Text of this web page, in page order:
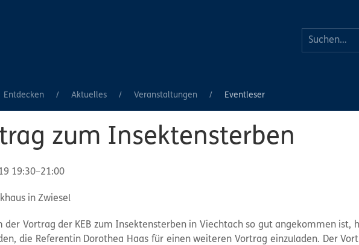
Entdecken Aktuelles Veranstaltungen Eventleser
zum Insektensterben
19:30–21:00
in Zwiesel
der Vortrag der KEB zum Insektensterben in Viechtach so gut angekommen ist,
die Referentin Dorothea Haas für einen weiteren Vortrag einzuladen. Der